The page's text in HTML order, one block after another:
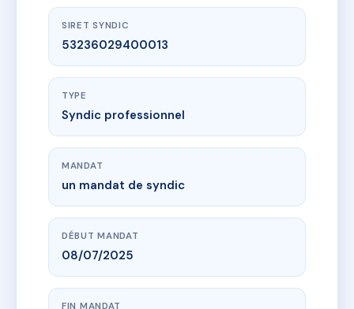
SIRET SYNDIC
53236029400013
TYPE
Syndic professionnel
MANDAT
un mandat de syndic
DÉBUT MANDAT
08/07/2025
FIN MANDAT